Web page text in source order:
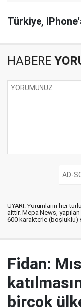
Türkiye,
HABERE
UYARI: Yorumların her
aittir. Mepa News,
600 karakterle (boşluklu)
Fidan:
birçok